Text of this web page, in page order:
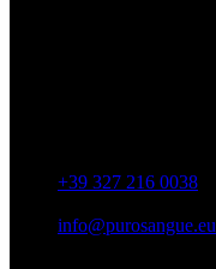
+39 327 216 0038
info@purosangue.eu